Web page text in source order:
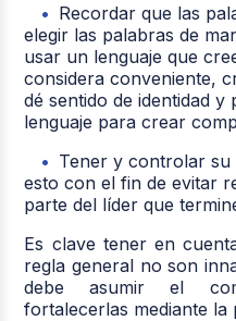
Recordar que las
elegir las palabras de
usar un lenguaje que
considera conveniente,
dé sentido de identidad y
lenguaje para crear
Tener y controlar su
esto con el fin de evitar
parte del líder que
Es clave tener en
regla general no son
debe asumir el
fortalecerlas mediante la